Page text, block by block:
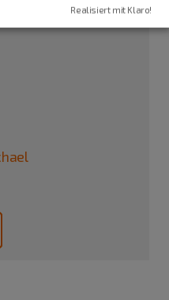
Realisiert mit Klaro!